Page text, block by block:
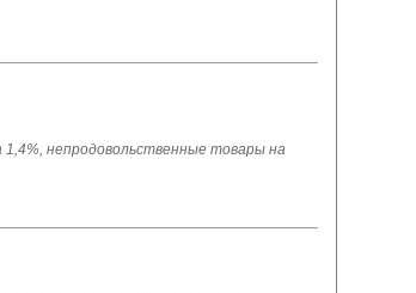
непродовольственные товары на